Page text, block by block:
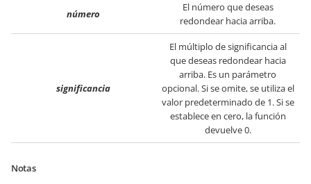
número
El número que deseas
redondear hacia arriba.
significancia
El múltiplo de significancia al
que deseas redondear hacia
arriba. Es un parámetro
opcional. Si se omite, se utiliza el
valor predeterminado de 1. Si se
establece en cero, la función
devuelve 0.
Notas